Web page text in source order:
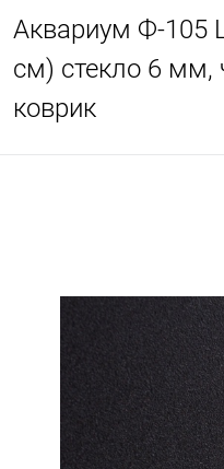
Аквариум Ф-105
см) стекло 6 мм,
коврик